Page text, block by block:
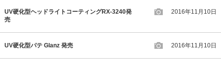
UV硬化型ヘッドライトコーティングRX-3240発
売
2016年11月10日
UV硬化型パテ Glanz 発売 2016年11月10日